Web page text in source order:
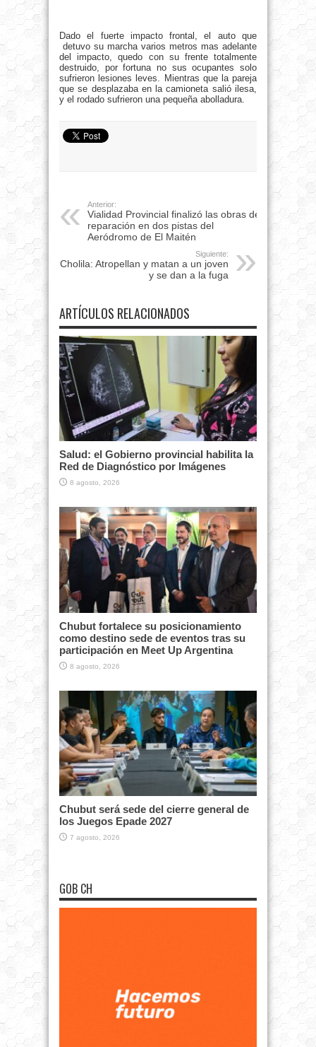
Dado el fuerte impacto frontal, el auto que
detuvo su marcha varios metros mas adelante
del impacto, quedo con su frente totalmente
destruido, por fortuna no sus ocupantes solo
sufrieron lesiones leves. Mientras que la pareja
que se desplazaba en la camioneta salió ilesa,
y el rodado sufrieron una pequeña abolladura.
Anterior:
Vialidad Provincial finalizó las obras de
reparación en dos pistas del
Aeródromo de El Maitén
Siguiente:
Cholila: Atropellan y matan a un joven
y se dan a la fuga
ARTÍCULOS RELACIONADOS
Salud: el Gobierno provincial habilita la
Red de Diagnóstico por Imágenes
8 agosto, 2026
Chubut fortalece su posicionamiento
como destino sede de eventos tras su
participación en Meet Up Argentina
8 agosto, 2026
Chubut será sede del cierre general de
los Juegos Epade 2027
7 agosto, 2026
GOB CH